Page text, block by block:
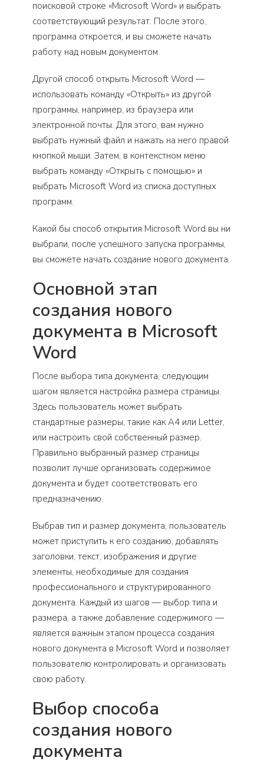
поисковой строке «Microsoft Word» и выбрать
соответствующий результат. После этого,
программа откроется, и вы сможете начать
работу над новым документом.
Другой способ открыть Microsoft Word —
использовать команду «Открыть» из другой
программы, например, из браузера или
электронной почты. Для этого, вам нужно
выбрать нужный файл и нажать на него правой
кнопкой мыши. Затем, в контекстном меню
выбрать команду «Открыть с помощью» и
выбрать Microsoft Word из списка доступных
программ.
Какой бы способ открытия Microsoft Word вы ни
выбрали, после успешного запуска программы,
вы сможете начать создание нового документа.
Основной этап
создания нового
документа в Microsoft
Word
После выбора типа документа, следующим
шагом является настройка размера страницы.
Здесь пользователь может выбрать
стандартные размеры, такие как А4 или Letter,
или настроить свой собственный размер.
Правильно выбранный размер страницы
позволит лучше организовать содержимое
документа и будет соответствовать его
предназначению.
Выбрав тип и размер документа, пользователь
может приступить к его созданию, добавлять
заголовки, текст, изображения и другие
элементы, необходимые для создания
профессионального и структурированного
документа. Каждый из шагов — выбор типа и
размера, а также добавление содержимого —
является важным этапом процесса создания
нового документа в Microsoft Word и позволяет
пользователю контролировать и организовать
свою работу.
Выбор способа
создания нового
документа